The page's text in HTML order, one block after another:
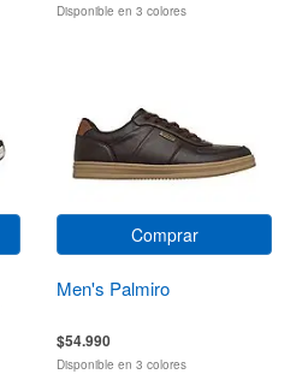
Disponible en 3 colores
Comprar
Men's Palmiro
$54.990
Disponible en 3 colores